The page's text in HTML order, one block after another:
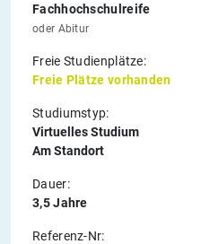
Fachhochschulreife
oder Abitur
Freie Studienplätze:
Freie Plätze vorhanden
Studiumstyp:
Virtuelles Studium
Am Standort
Dauer:
3,5 Jahre
Referenz-Nr: